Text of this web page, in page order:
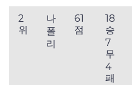
2
위
나
폴
리
61
점
18
승
7
무
4
패